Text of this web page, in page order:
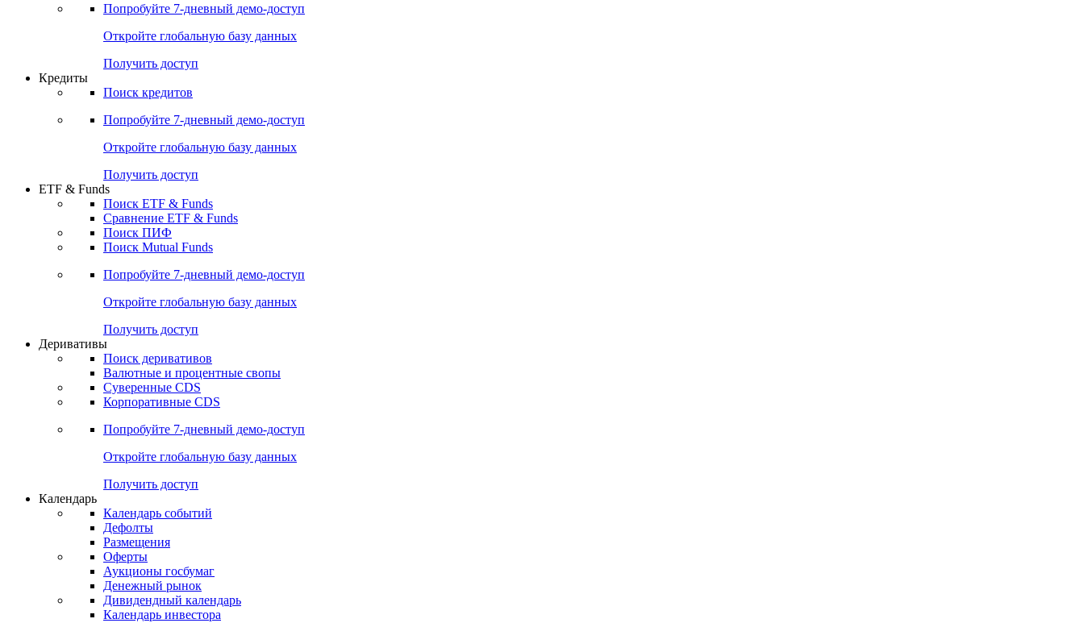
Попробуйте 7-дневный демо-доступ
Откройте глобальную базу данных
Получить доступ
Кредиты
Поиск кредитов
Попробуйте 7-дневный демо-доступ
Откройте глобальную базу данных
Получить доступ
ETF & Funds
Поиск ETF & Funds
Сравнение ETF & Funds
Поиск ПИФ
Поиск Mutual Funds
Попробуйте 7-дневный демо-доступ
Откройте глобальную базу данных
Получить доступ
Деривативы
Поиск деривативов
Валютные и процентные свопы
Суверенные CDS
Корпоративные CDS
Попробуйте 7-дневный демо-доступ
Откройте глобальную базу данных
Получить доступ
Календарь
Календарь событий
Дефолты
Размещения
Оферты
Аукционы госбумаг
Денежный рынок
Дивидендный календарь
Календарь инвестора